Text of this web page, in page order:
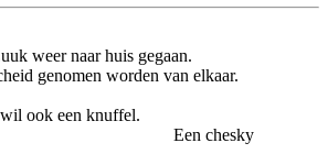
weer naar huis gegaan.
genomen worden van elkaar.
ook een knuffel.
chesky